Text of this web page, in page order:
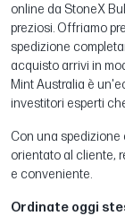
online da StoneX
preziosi. Offriamo
spedizione
acquisto arrivi in
Mint Australia è
investitori esperti
Con una
orientato al cliente,
e conveniente.
Ordinate oggi